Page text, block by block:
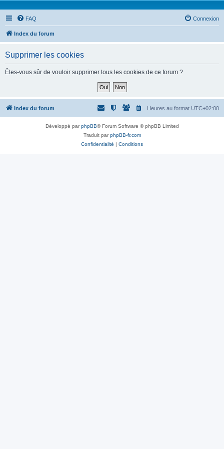
FAQ Connexion
Index du forum
Supprimer les cookies
Êtes-vous sûr de vouloir supprimer tous les cookies de ce forum ?
Index du forum Heures au format UTC+02:00
Développé parphpBB® Forum Software © phpBB Limited
Traduit parphpBB-fr.com
Confidentialité | Conditions